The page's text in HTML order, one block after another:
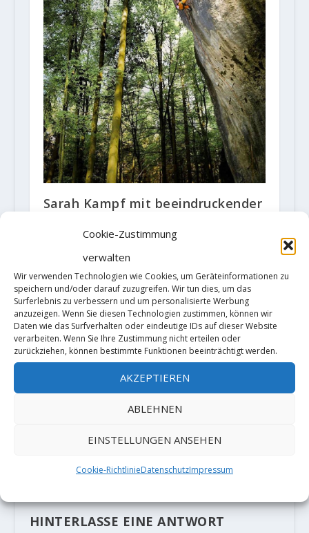
Cookie-Zustimmung
verwalten
Wir verwenden Technologien wie Cookies, um Geräteinformationen zu
speichern und/oder darauf zuzugreifen. Wir tun dies, um das
Surferlebnis zu verbessern und um personalisierte Werbung
anzuzeigen. Wenn Sie diesen Technologien zustimmen, können wir
Daten wie das Surfverhalten oder eindeutige IDs auf dieser Website
verarbeiten. Wenn Sie Ihre Zustimmung nicht erteilen oder
zurückziehen, können bestimmte Funktionen beeinträchtigt werden.
AKZEPTIEREN
ABLEHNEN
EINSTELLUNGEN ANSEHEN
Cookie-RichtlinieDatenschutzImpressum
Sarah Kampf mit beeindruckender
17. Dezember 2019
Stefano Ghisolfi holt sich die erste
HINTERLASSE EINE ANTWORT